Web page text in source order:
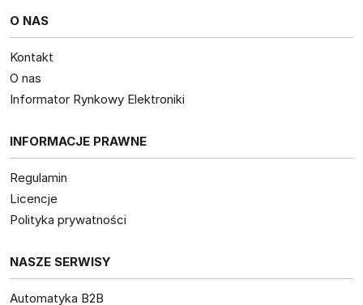
O NAS
Kontakt
O nas
Informator Rynkowy Elektroniki
INFORMACJE PRAWNE
Regulamin
Licencje
Polityka prywatności
NASZE SERWISY
Automatyka B2B